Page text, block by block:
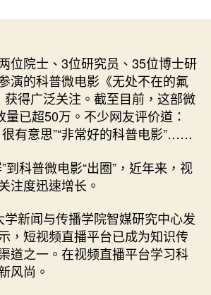
期
零
星
注
意
力
争
过
查
包
養
心
位院士、3位研究员、35位博士研
演的科普微电影《无处不在的氟
得广泛关注。截至目前，这部微
量已超50万。不少网友评价道：
有意思”“非常好的科普电影”……
到科普微电影“出圈”，近年来，视
注度迅速增长。
新闻与传播学院智媒研究中心发
，短视频直播平台已成为知识传
道之一。在视频直播平台学习科
风尚。